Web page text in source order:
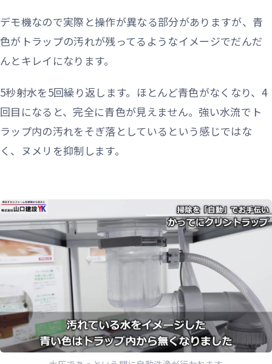
デモ機なので実際と操作が異なる部分がありますが、青
色がトラップの汚れが残ってるようなイメージでだんだ
んとキレイになります。
5秒射水を5回繰り返します。ほとんど青色がなくなり、4
回目になると、完全に青色が見えません。強い水流でト
ラップ内の汚れをそぎ落としているという感じではな
く、ヌメリを抑制します。